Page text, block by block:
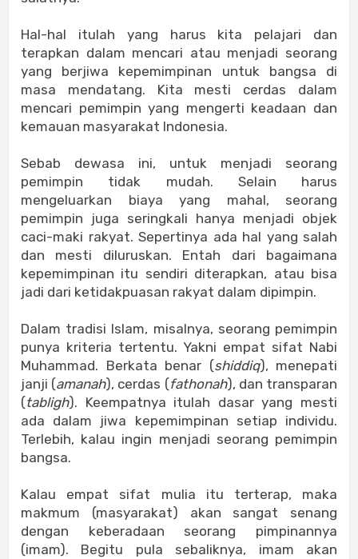
Hal-hal itulah yang harus kita pelajari dan
terapkan dalam mencari atau menjadi seorang
yang berjiwa kepemimpinan untuk bangsa di
masa mendatang. Kita mesti cerdas dalam
mencari pemimpin yang mengerti keadaan dan
kemauan masyarakat Indonesia.
Sebab dewasa ini, untuk menjadi seorang
pemimpin tidak mudah. Selain harus
mengeluarkan biaya yang mahal, seorang
pemimpin juga seringkali hanya menjadi objek
caci-maki rakyat. Sepertinya ada hal yang salah
dan mesti diluruskan. Entah dari bagaimana
kepemimpinan itu sendiri diterapkan, atau bisa
jadi dari ketidakpuasan rakyat dalam dipimpin.
Dalam tradisi Islam, misalnya, seorang pemimpin
punya kriteria tertentu. Yakni empat sifat Nabi
Muhammad. Berkata benar (shiddiq), menepati
janji (amanah), cerdas (fathonah), dan transparan
(tabligh). Keempatnya itulah dasar yang mesti
ada dalam jiwa kepemimpinan setiap individu.
Terlebih, kalau ingin menjadi seorang pemimpin
bangsa.
Kalau empat sifat mulia itu terterap, maka
makmum (masyarakat) akan sangat senang
dengan keberadaan seorang pimpinannya
(imam). Begitu pula sebaliknya, imam akan